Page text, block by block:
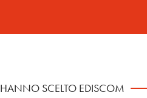
HANNO SCELTO EDISCOM